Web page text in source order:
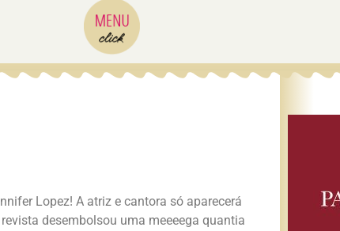
Lopez! A atriz e cantora só aparecerá
desembolsou uma meeeega quantia